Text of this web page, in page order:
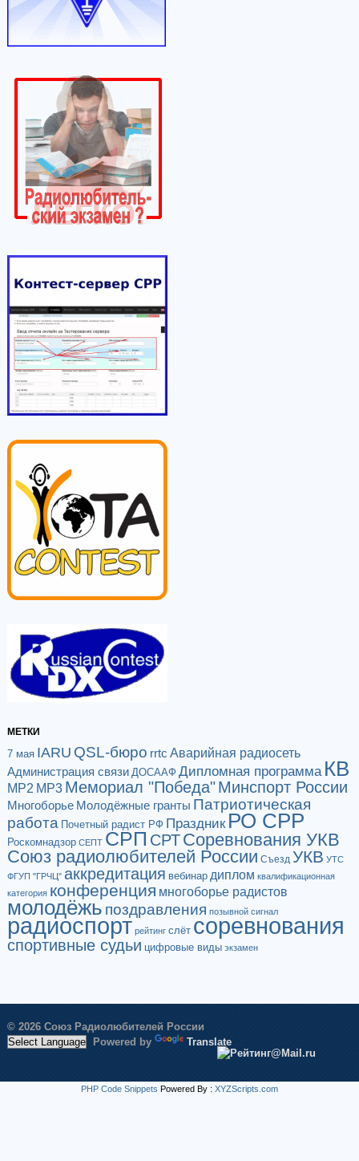
МЕТКИ
7 мая IARU QSL-бюро rrtc Аварийная радиосеть
Администрация связи ДОСААФ Дипломная программа КВ
МР2 МР3 Мемориал "Победа"Минспорт России
Многоборье Молодёжные гранты Патриотическая
работа Почетный радист РФ Праздник РО СРР
Роскомнадзор СЕПТ СРП СРТСоревнования УКВ
Союз радиолюбителей России Съезд УКВ УТС
ФГУП "ГРЧЦ" аккредитация вебинар диплом квалификационная
категория конференция многоборье радистов
молодёжь поздравления позывной сигнал
радиоспорт рейтинг слёт соревнования
спортивные судьи цифровые виды экзамен
© 2026 Союз Радиолюбителей России
Powered by
Translate
PHP Code Snippets Powered By : XYZScripts.com